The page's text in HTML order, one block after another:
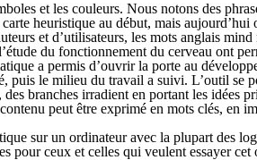
et les couleurs. Nous notons des
heuristique au début, mais
et d’utilisateurs, les mots anglais mind
du fonctionnement du cerveau ont
a permis d’ouvrir la porte au
puis le milieu du travail a suivi. L’outil se
branches irradient en portant les idées
peut être exprimé en mots clés, en
sur un ordinateur avec la plupart des
pour ceux et celles qui veulent essayer